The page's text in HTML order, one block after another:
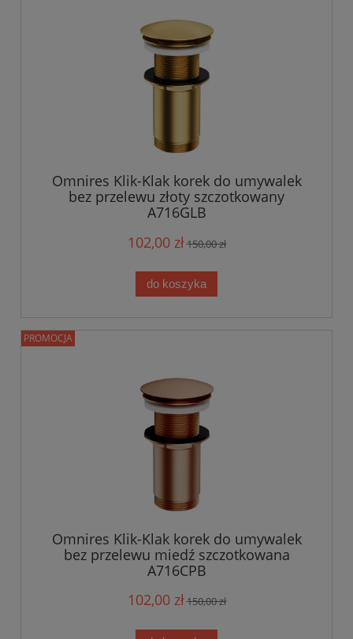
Omnires Klik-Klak korek do umywalek
bez przelewu złoty szczotkowany
A716GLB
102,00 zł150,00 zł
do koszyka
Omnires Klik-Klak korek do umywalek
bez przelewu miedź szczotkowana
A716CPB
102,00 zł150,00 zł
PROMOCJA